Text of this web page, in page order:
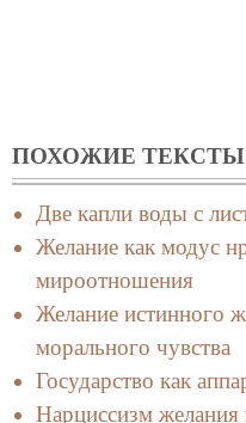
ПОХОЖИЕ
Две капли воды с
Желание как модус
мироотношения
Желание истинного
морального чувства
Государство как
Нарциссизм желания